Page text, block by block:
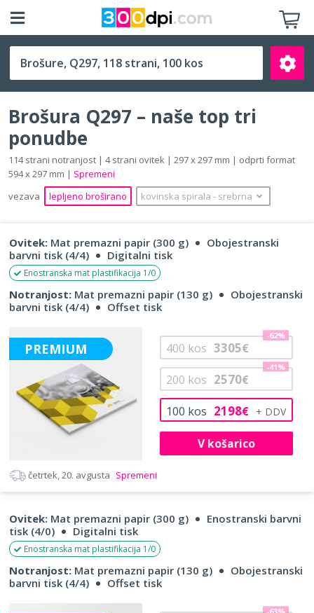
Q297 (297 x 297 mm)
Išči
Brošura Q297 – naše top tri
ponudbe
114 strani notranjost | 4 strani ovitek | 297 x 297 mm | odprti format
594 x 297 mm | Spremeni
vezava
lepljeno broširano kovinska spirala ‐ srebrna
Ovitek: Mat premazni papir (300 g)
Obojestranski
barvni tisk (4/4)
Digitalni tisk
Enostranska mat plastifikacija 1/0
Notranjost: Mat premazni papir (130 g)
Obojestranski
barvni tisk (4/4)
Offset tisk
PREMIUM
100 kos 2198€
200 kos 2570€
-41%
400 kos 3305€
-62%
V košarico
četrtek, 20. avgusta Spremeni
Ovitek: Mat premazni papir (300 g)
Enostranski barvni
tisk (4/0)
Digitalni tisk
Enostranska mat plastifikacija 1/0
Notranjost: Mat premazni papir (130 g)
Obojestranski
barvni tisk (4/4)
Offset tisk